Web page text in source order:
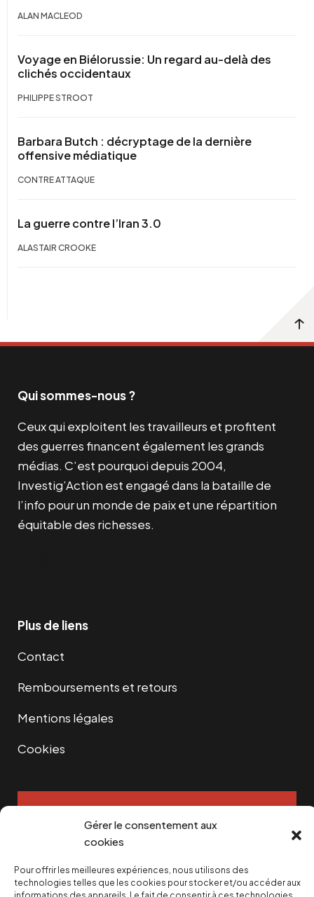
Gérer le consentement aux
cookies
Pour offrir les meilleures expériences, nous utilisons des
technologies telles que les cookies pour stocker et/ou accéder aux
ALAN MACLEOD
Voyage en Biélorussie: Un regard au-delà des
clichés occidentaux
PHILIPPE STROOT
Barbara Butch : décryptage de la dernière
offensive médiatique
CONTRE ATTAQUE
La guerre contre l’Iran 3.0
ALASTAIR CROOKE
Qui sommes-nous ?
Ceux qui exploitent les travailleurs et profitent
des guerres financent également les grands
médias. C’est pourquoi depuis 2004,
Investig’Action est engagé dans la bataille de
l’info pour un monde de paix et une répartition
équitable des richesses.
Plus de liens
Contact
Remboursements et retours
Mentions légales
Cookies